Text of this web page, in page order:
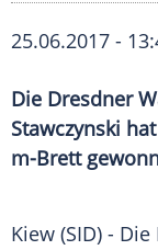
25.06.2017 -
Die Dresdner
Stawczynski
m-Brett
Kiew (SID) -